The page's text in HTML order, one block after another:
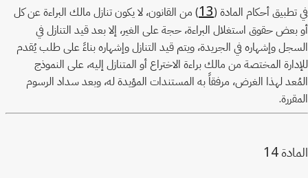
في تطبيق أحكام المادة (13) من القانون، لا يكون تنازل مالك البراءة عن كل
أو بعض حقوق استغلال البراءة، حجة على الغير، إلا بعد قيد التنازل في
السجل وإشهاره في الجريدة، ويتم قيد التنازل وإشهاره بناءً على طلب يُقدم
للإدارة المختصة من مالك براءة الاختراع أو المتنازل إليه، على النموذج
المُعد لهذا الغرض، مرفقاً به المستندات المؤيدة له، وبعد سداد الرسوم
المقررة.
المادة14